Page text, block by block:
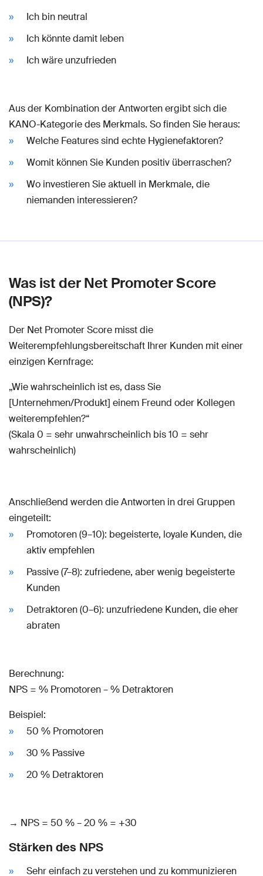
Ich bin neutral
Ich könnte damit leben
Ich wäre unzufrieden
Aus der Kombination der Antworten ergibt sich die
KANO-Kategorie des Merkmals. So finden Sie heraus:
Welche Features sind echte Hygienefaktoren?
Womit können Sie Kunden positiv überraschen?
Wo investieren Sie aktuell in Merkmale, die
niemanden interessieren?
Was ist der Net Promoter Score
(NPS)?
Der Net Promoter Score misst die
Weiterempfehlungsbereitschaft Ihrer Kunden mit einer
einzigen Kernfrage:
„Wie wahrscheinlich ist es, dass Sie
[Unternehmen/Produkt] einem Freund oder Kollegen
weiterempfehlen?“
(Skala 0 = sehr unwahrscheinlich bis 10 = sehr
wahrscheinlich)
Anschließend werden die Antworten in drei Gruppen
eingeteilt:
Promotoren (9–10): begeisterte, loyale Kunden, die
aktiv empfehlen
Passive (7–8): zufriedene, aber wenig begeisterte
Kunden
Detraktoren (0–6): unzufriedene Kunden, die eher
abraten
Berechnung:
NPS = % Promotoren – % Detraktoren
Beispiel:
50 % Promotoren
30 % Passive
20 % Detraktoren
→ NPS = 50 % – 20 % = +30
Stärken des NPS
Sehr einfach zu verstehen und zu kommunizieren